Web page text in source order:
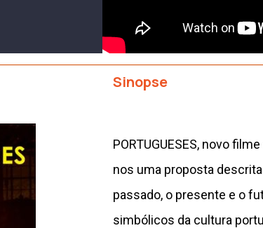
Sinopse
PORTUGUESES, novo
nos uma proposta
passado, o presente e o
simbólicos da cultura